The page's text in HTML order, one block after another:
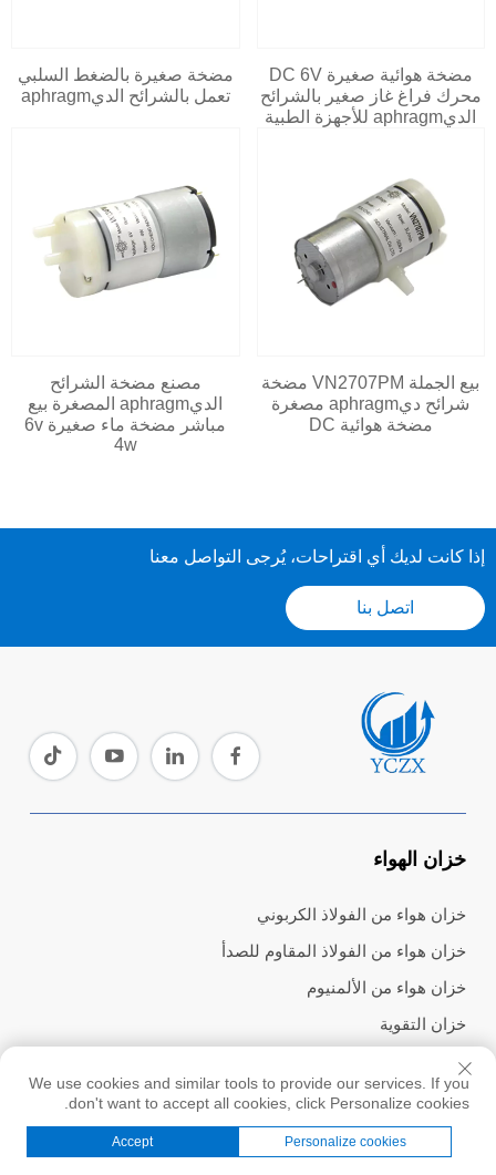
مضخة صغيرة بالضغط السلبي
تعمل بالشرائح الديaphragm
مضخة هوائية صغيرة DC 6V
محرك فراغ غاز صغير بالشرائح
الديaphragm للأجهزة الطبية
مصنع مضخة الشرائح
الديaphragm المصغرة بيع
مباشر مضخة ماء صغيرة 6v
4w
بيع الجملة VN2707PM مضخة
شرائح ديaphragm مصغرة
مضخة هوائية DC
إذا كانت لديك أي اقتراحات، يُرجى التواصل معنا
اتصل بنا
خزان الهواء
خزان هواء من الفولاذ الكربوني
خزان هواء من الفولاذ المقاوم للصدأ
خزان هواء من الألمنيوم
خزان التقوية
دلو إزالة الرغوة
مضخة الفراغ
الصفحة الرئيسية
We use cookies and similar tools to provide our services. If you
don't want to accept all cookies, click Personalize cookies.
Personalize cookies
Accept